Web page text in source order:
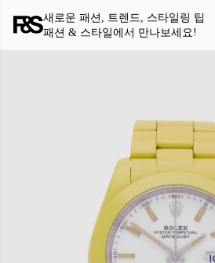
새로운 패션, 트렌드, 스타일링 팁
패션 & 스타일에서 만나보세요!